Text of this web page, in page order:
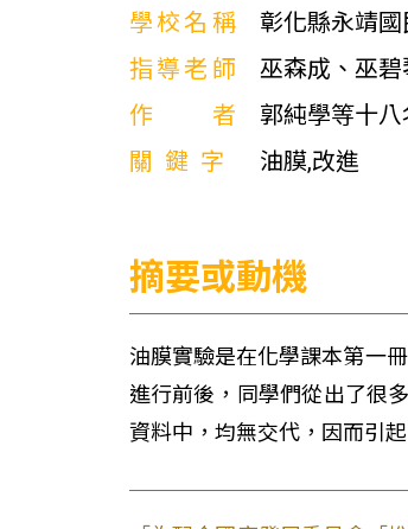
學校名稱
彰化縣永靖國
指導老師
巫森成、巫碧
作者
郭純學等十八
關鍵字
油膜,改進
摘要或動機
油膜實驗是在化學課本第一
進行前後，同學們從出了很
資料中，均無交代，因而引